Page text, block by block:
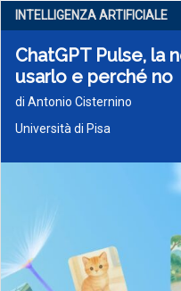
INTELLIGENZA ARTIFICIALE
ChatGPT Pulse, la
usarlo e perché no
di Antonio Cisternino
Università di Pisa